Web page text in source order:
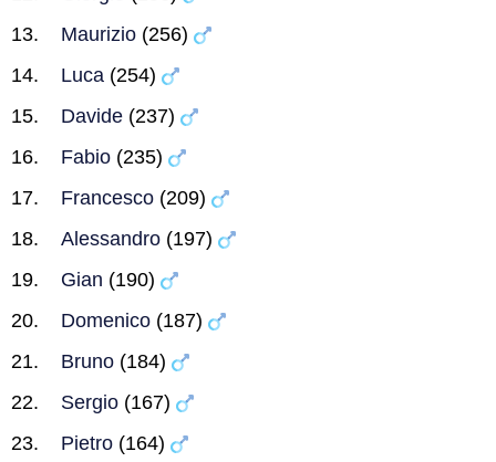
Maurizio (256)
Luca (254)
Davide (237)
Fabio (235)
Francesco (209)
Alessandro (197)
Gian (190)
Domenico (187)
Bruno (184)
Sergio (167)
Pietro (164)